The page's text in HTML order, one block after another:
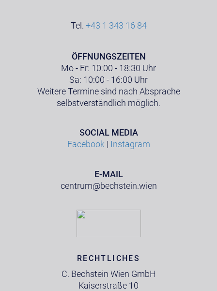
Tel. +43 1 343 16 84
ÖFFNUNGSZEITEN
Mo - Fr: 10:00 - 18:30 Uhr
Sa: 10:00 - 16:00 Uhr
Weitere Termine sind nach Absprache
selbstverständlich möglich.
SOCIAL MEDIA
Facebook| Instagram
E-MAIL
centrum@bechstein.wien
RECHTLICHES
C. Bechstein Wien GmbH
Kaiserstraße 10